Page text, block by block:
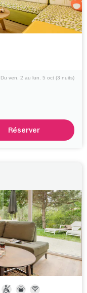
Du ven. 2 au lun. 5 oct (3 nuits)
Réserver